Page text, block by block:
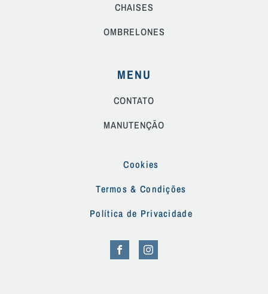
CHAISES
OMBRELONES
MENU
CONTATO
MANUTENÇÃO
Cookies
Termos & Condições
Política de Privacidade